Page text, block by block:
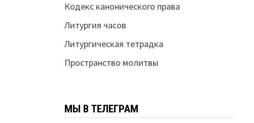
Кодекс канонического права
Литургия часов
Литургическая тетрадка
Пространство молитвы
МЫ В ТЕЛЕГРАМ